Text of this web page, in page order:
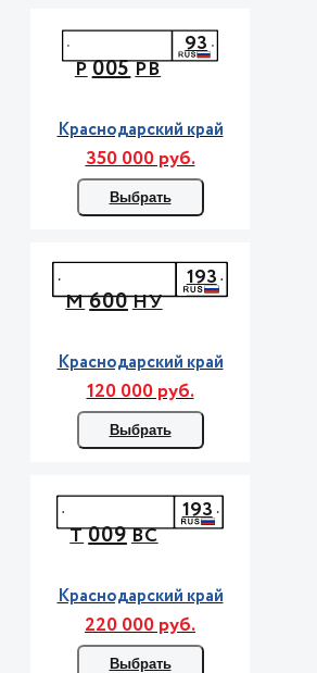
Р005РВ
93
Краснодарский край
350 000 руб.
Выбрать
М600НУ
193
Краснодарский край
120 000 руб.
Выбрать
Т009ВС
193
Краснодарский край
220 000 руб.
Выбрать